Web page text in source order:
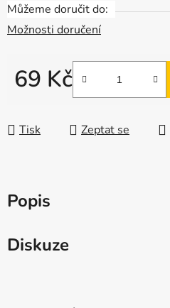
Můžeme doručit do:
Možnosti doručení
69 Kč
Měrná cena:
Tisk Zeptat se
Popis
Diskuze